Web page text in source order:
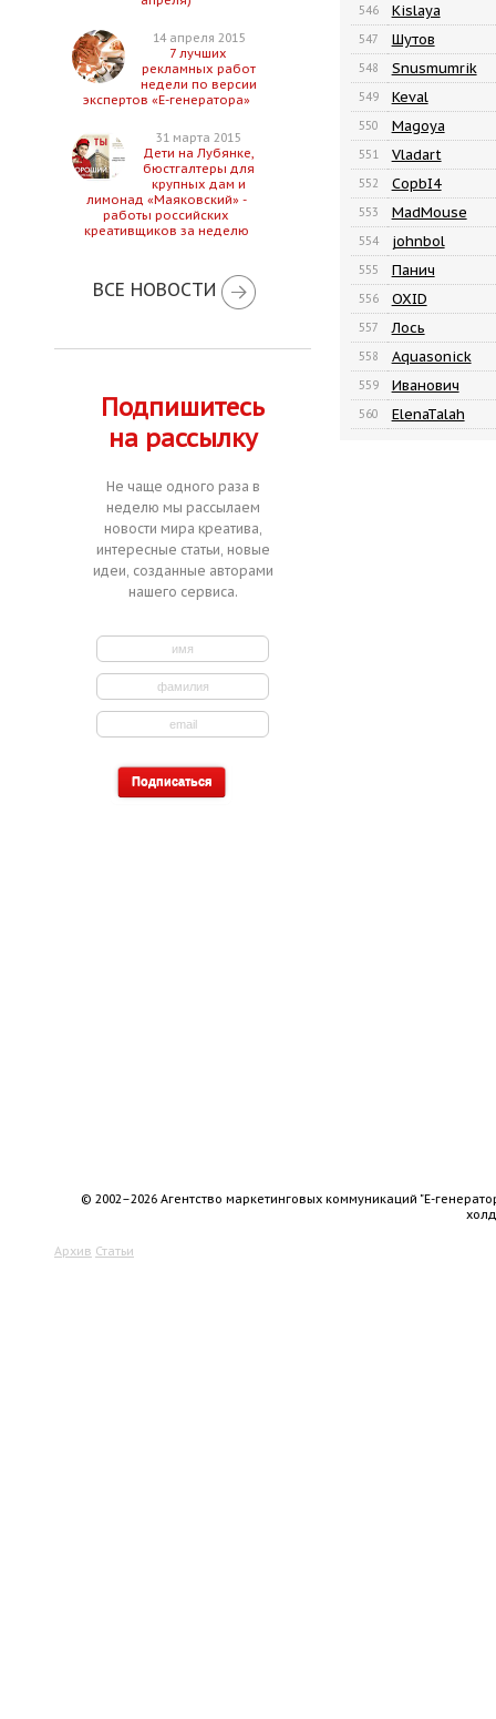
14 апреля 2015
7 лучших
рекламных работ
недели по версии
экспертов «Е-генератора»
31 марта 2015
Дети на Лубянке,
бюстгалтеры для
крупных дам и
лимонад «Маяковский» -
работы российских
креативщиков за неделю
ВСЕ НОВОСТИ
Подпишитесь
на рассылку
Не чаще одного раза в
неделю мы рассылаем
новости мира креатива,
интересные статьи, новые
идеи, созданные авторами
нашего сервиса.
546 Kislaya
547 Шутов
548 Snusmumrik
549 Keval
550 Magoya
551 Vladart
552 CopbI4
553 MadMouse
554 johnbol
555 Панич
556 OXID
557 Лось
558 Aquasonick
559 Иванович
560 ElenaTalah
© 2002–2026 Агентство маркетинговых коммуникаций "Е-
Архив Статьи